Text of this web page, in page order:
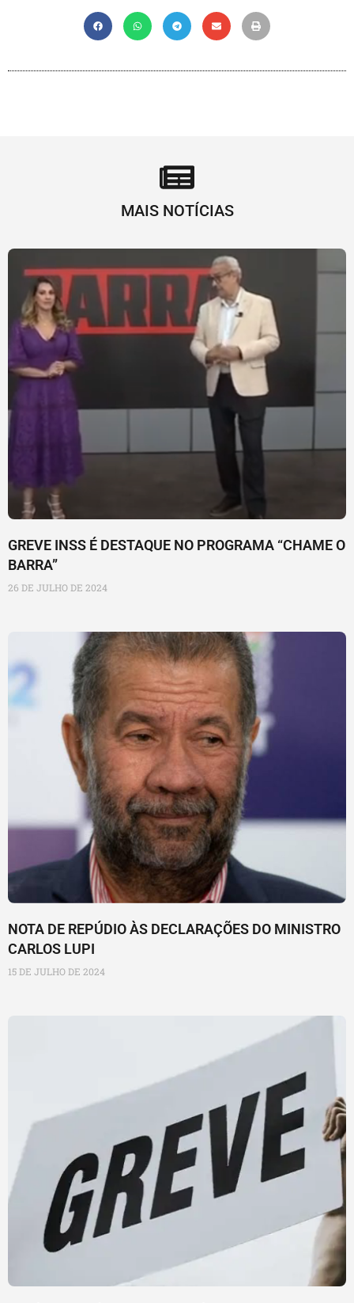
MAIS NOTÍCIAS
GREVE INSS É DESTAQUE NO PROGRAMA “CHAME O
BARRA”
26 DE JULHO DE 2024
NOTA DE REPÚDIO ÀS DECLARAÇÕES DO MINISTRO
CARLOS LUPI
15 DE JULHO DE 2024